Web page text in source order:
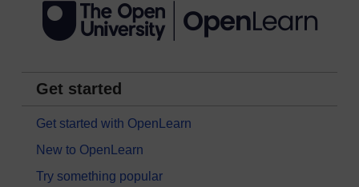
Get started
Get started with OpenLearn
New to OpenLearn
Try something popular